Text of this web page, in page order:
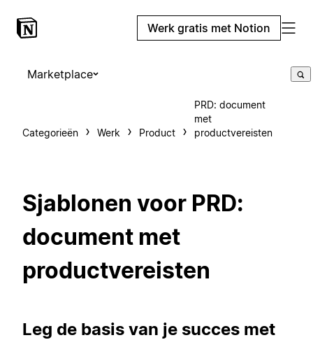
Werk gratis met Notion
Marketplace
Categorieën Werk Product
PRD: document
met
productvereisten
Sjablonen voor PRD:
document met
productvereisten
Leg de basis van je succes met